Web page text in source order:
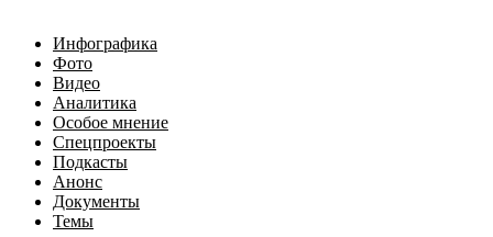
Инфографика
Фото
Видео
Аналитика
Особое мнение
Спецпроекты
Подкасты
Анонс
Документы
Темы